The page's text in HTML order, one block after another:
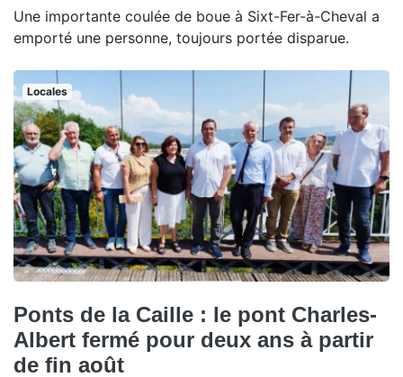
Une importante coulée de boue à Sixt-Fer-à-Cheval a
emporté une personne, toujours portée disparue.
Locales
Ponts de la Caille : le pont Charles-
Albert fermé pour deux ans à partir
de fin août